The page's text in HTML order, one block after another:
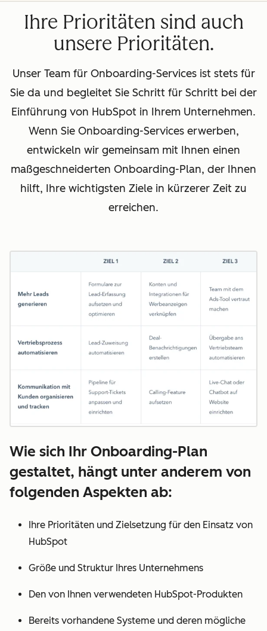
Ihre Prioritäten sind auch
unsere Prioritäten.
Unser Team für Onboarding-Services ist stets für
Sie da und begleitet Sie Schritt für Schritt bei der
Einführung von HubSpot in Ihrem Unternehmen.
Wenn Sie Onboarding-Services erwerben,
entwickeln wir gemeinsam mit Ihnen einen
maßgeschneiderten Onboarding-Plan, der Ihnen
hilft, Ihre wichtigsten Ziele in kürzerer Zeit zu
erreichen.
Wie sich Ihr Onboarding-Plan
gestaltet, hängt unter anderem von
folgenden Aspekten ab:
Ihre Prioritäten und Zielsetzung für den Einsatz von
HubSpot
Größe und Struktur Ihres Unternehmens
Den von Ihnen verwendeten HubSpot-Produkten
Bereits vorhandene Systeme und deren mögliche